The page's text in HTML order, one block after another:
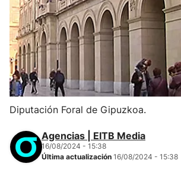
Diputación Foral de Gipuzkoa.
Agencias | EITB Media
16/08/2024 - 15:38
Última actualización 16/08/2024 - 15:38